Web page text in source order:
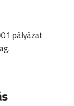
pályázat